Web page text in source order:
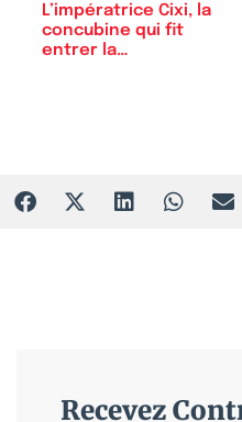
L’impératrice Cixi, la
concubine qui fit
entrer la…
Recevez